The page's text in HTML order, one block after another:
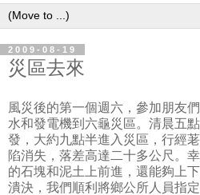
2009-08-19
災區去來
風災後的第一個週六，參加朋友
水和發電機到六龜災區。清晨五
發，大約九點半進入災區，行經
陷消失，落差高達二十多公尺。
的石塊和泥土上前進，還能夠上
潰決，我們順利將鄉公所人員指